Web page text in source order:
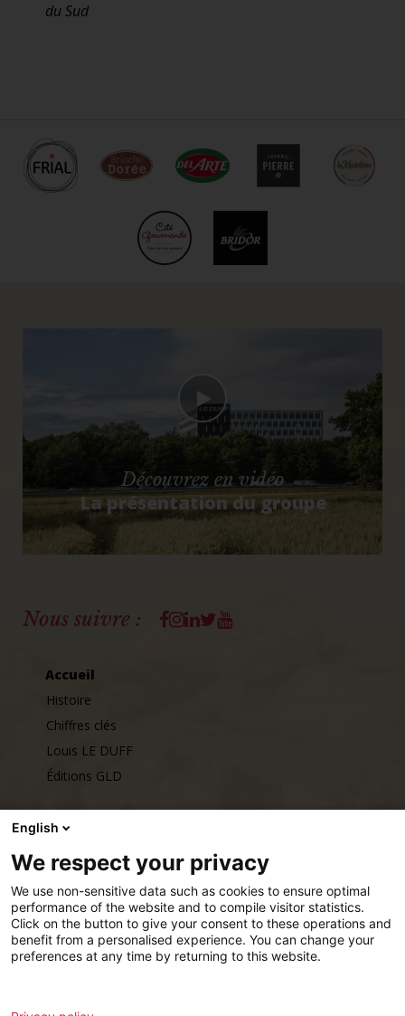
du Sud
Découvrez en vidéo
La présentation du groupe
Nous suivre : Facebook
Instagram
Linkedin
Twitter
Youtube
Accueil
Histoire
Chiffres clés
Louis LE DUFF
Éditions GLD
Talents
Nous rejoindre
Nos implantations
Actualités
L’espace Presse
Mentions légales
English
We respect your privacy
We use non-sensitive data such as cookies to ensure optimal
performance of the website and to compile visitor statistics.
Click on the button to give your consent to these operations and
benefit from a personalised experience. You can change your
preferences at any time by returning to this website.